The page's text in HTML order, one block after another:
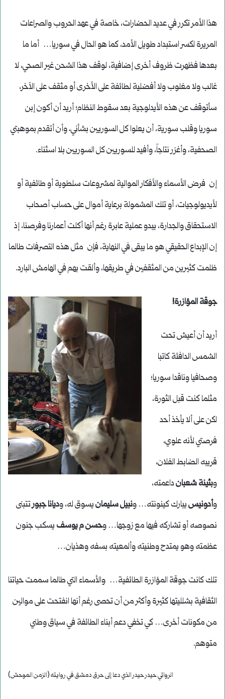
هذا الأمر تكرر في عديد الحضارات، خاصة في عهد الحروب والصراعات
المريرة لكسر استبداد طويل الأمد، كما هو الحال في سوريا… أما ما
بعدها فظهرت ظروف أخرى إضافية، لوقف هذا الشحن غير الصحي، لا
غالب ولا مغلوب ولا أفضلية لطائفة على الأخرى أو مثقف على الآخر،
سأتوقف عن هذه الأيدلوجية بعد سقوط النظام؛ أريد أن أكون إبن
سوريا وقلب سورية، أن يعلوا كل السوريين بشأني، وأن أتقدم بموهبتي
الصحفية، وأغزر نتاجاً، وأفيد للسوريين كل السوريين بلا اسثناء.
إن فرض الأسماء والأفكار الموالية لمشروعات سلطوية أو طائفية أو
لأيديولوجيات، أو تلك المشمولة برعاية أموال على حساب أصحاب
الاستحقاق والجدارة، يبدو عملية عابرة رغم أنها أكلت أعمارنا وفرصنا، إذ
إن الإبداع الحقيقي هو ما يبقى في النهاية، فإن مثل هذه التصرفات طالما
ظلمت كثيرين من المثقفين في طريقها، وألقت بهم في الهامش البارد.
جوقة المؤازرة!
أريد أن أعيش تحت
الشمس الدافئة كاتبا
وصحافيا وناقدا سوريا؛
مثلما كنت قبل الثورة،
لكن على ألا يأخذ أحد
فرصتي لأنه علوي،
قريبه الضابط الفلان،
وبثينة شعبانداعمته،
وأدونيسيبارك كينونته… ونبيل سليمانيسوق له، وديانا جبورتتبنى
نصوصه أو تشاركه فيها مع زوجها… وحسن م يوسف يسكب جنون
عظمته وهو يمتدح وطنيته وألمعيته بسفه وهذيان…
تلك كانت جوقة المؤازرة الطائفية… والأسماء التي طالما سممت حياتنا
الثقافية بشلليتها كثيرة وأكثر من أن تحصى رغم أنها انفتحت على موالين
من مكونات أخرى… كي تخفي دعم أبناء الطائفة في سياق وطني
متوهم.
الروائي حيدر حيدر الذي دعا إلى حرق دمشق في روايته (الزمن الموحش)